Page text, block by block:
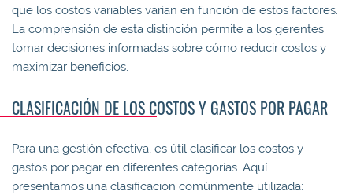
que los costos variables varían en función de estos factores.
La comprensión de esta distinción permite a los gerentes
tomar decisiones informadas sobre cómo reducir costos y
maximizar beneficios.
CLASIFICACIÓN DE LOS COSTOS Y GASTOS POR PAGAR
Para una gestión efectiva, es útil clasificar los costos y
gastos por pagar en diferentes categorías. Aquí
presentamos una clasificación comúnmente utilizada: